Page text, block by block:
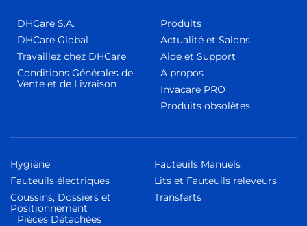
DHCare S.A.
DHCare Global
Travaillez chez DHCare
Conditions Générales de
Vente et de Livraison
Produits
Actualité et Salons
Aide et Support
A propos
Invacare PRO
Produits obsolètes
Hygiène
Fauteuils électriques
Coussins, Dossiers et
Positionnement
Fauteuils Manuels
Lits et Fauteuils releveurs
Transferts
Pièces Détachées